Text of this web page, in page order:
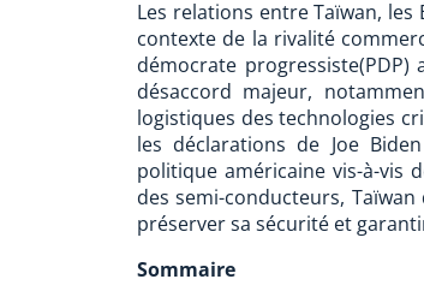
Les relations entre Taïwan,
contexte de la rivalité
démocrate
désaccord majeur,
logistiques des technologies
les déclarations de Joe
politique américaine vis-à-vis
des semi-conducteurs,
préserver sa sécurité et
Sommaire